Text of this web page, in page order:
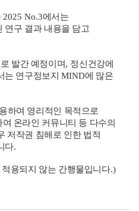
No.3에서는
연구 결과 내용을 담고
발간 예정이며, 정신건강에
는 연구정보지MIND에 많은
하여 영리적인 목적으로
온라인 커뮤니티 등 다수의
저작권 침해로 인한 법적
다.
용되지 않는 간행물입니다.)